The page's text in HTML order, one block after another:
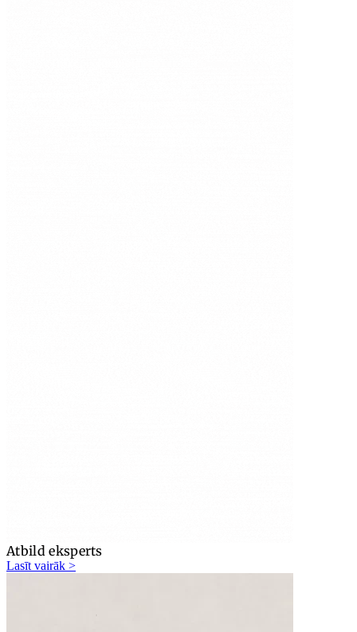
Atbild eksperts
Lasīt vairāk >